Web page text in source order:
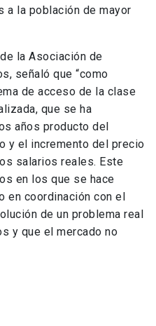
a la población de mayor
la Asociación de
señaló que “como
de acceso de la clase
que se ha
años producto del
y el incremento del precio
salarios reales. Este
en los que se hace
en coordinación con el
de un problema real
y que el mercado no